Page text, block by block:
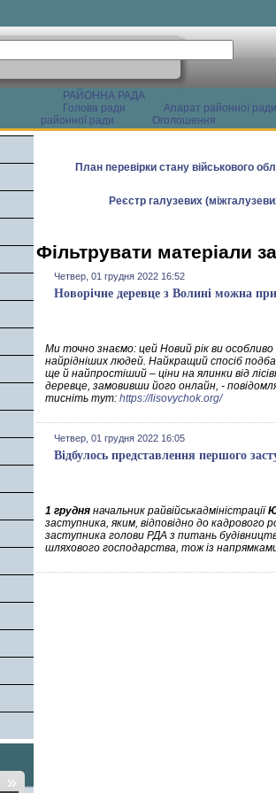
РАЙОННА РАДА
Голова ради
Апарат районної ради
районної ради
Оголошення
»
План перевірки стану військового
Реєстр галузевих
Фільтрувати матеріали
Четвер, 01 грудня 2022 16:52
Новорічне деревце з Волині можна
Ми точно знаємо: цей Новий рік ви
найрідніших людей. Найкращий спосіб
ще й найпростіший – ціни на ялинки від
деревце, замовивши його онлайн, -
тисніть тут: https://lisovychok.org/
Четвер, 01 грудня 2022 16:05
Відбулось представлення першого
1 грудня начальник райвійськадміністрації
заступника, яким, відповідно до кадрового
заступника голови РДА з питань
шляхового господарства, тож із